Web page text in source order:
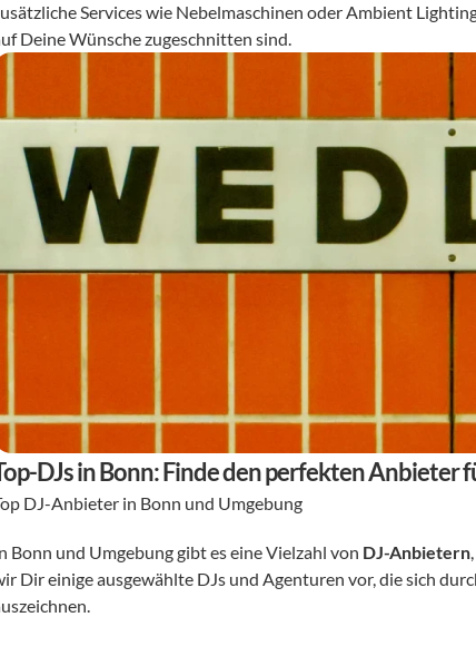
Services wie Nebelmaschinen oder Ambient
Deine Wünsche zugeschnitten sind.
DJs in Bonn: Finde den perfekten Anbieter
DJ-Anbieter in Bonn und Umgebung
Bonn und Umgebung gibt es eine Vielzahl von DJ-Anbietern
Dir einige ausgewählte DJs und Agenturen vor, die sich